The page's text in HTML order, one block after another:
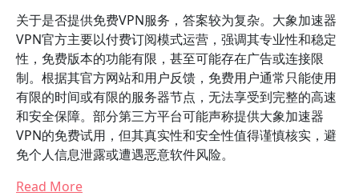
关于是否提供免费VPN服务，答案较为复杂。大象加速器
VPN官方主要以付费订阅模式运营，强调其专业性和稳定
性，免费版本的功能有限，甚至可能存在广告或连接限
制。根据其官方网站和用户反馈，免费用户通常只能使用
有限的时间或有限的服务器节点，无法享受到完整的高速
和安全保障。部分第三方平台可能声称提供大象加速器
VPN的免费试用，但其真实性和安全性值得谨慎核实，避
免个人信息泄露或遭遇恶意软件风险。
Read More